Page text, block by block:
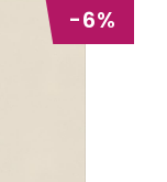
-6%